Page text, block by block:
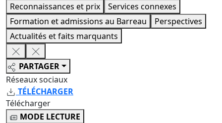
Reconnaissances et prix
Services connexes
Formation et admissions au Barreau
Perspectives
Actualités et faits marquants
PARTAGER
Réseaux sociaux
TÉLÉCHARGER
Télécharger
MODE LECTURE